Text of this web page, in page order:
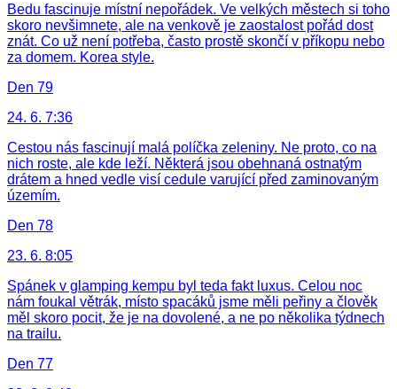
Bedu fascinuje místní nepořádek. Ve velkých městech si toho
skoro nevšimnete, ale na venkově je zaostalost pořád dost
znát. Co už není potřeba, často prostě skončí v příkopu nebo
za domem. Korea style.
Den 79
24. 6. 7:36
Cestou nás fascinují malá políčka zeleniny. Ne proto, co na
nich roste, ale kde leží. Některá jsou obehnaná ostnatým
drátem a hned vedle visí cedule varující před zaminovaným
územím.
Den 78
23. 6. 8:05
Spánek v glamping kempu byl teda fakt luxus. Celou noc
nám foukal větrák, místo spacáků jsme měli peřiny a člověk
měl skoro pocit, že je na dovolené, a ne po několika týdnech
na trailu.
Den 77